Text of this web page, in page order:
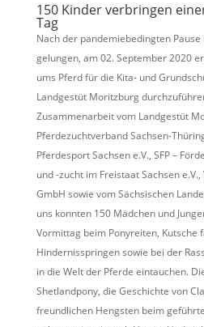
150 Kinder verbringen
Tag
Nach der pandemiebedingten
gelungen, am 02. September 2020
ums Pferd für die Kita- und
Landgestüt Moritzburg
Zusammenarbeit vom Landgestüt
Pferdezuchtverband Sachsen-
Pferdesport Sachsen e.V., SFP –
und -zucht im Freistaat Sachsen
GmbH sowie vom Sächsischen
uns konnten 150 Mädchen und
Vormittag beim Ponyreiten, Kutsche
Hindernisspringen sowie bei der
in die Welt der Pferde eintauchen.
Shetlandpony, die Geschichte von
freundlichen Hengsten beim